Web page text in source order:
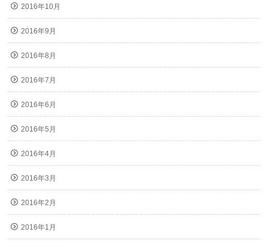
2016年10月
2016年9月
2016年8月
2016年7月
2016年6月
2016年5月
2016年4月
2016年3月
2016年2月
2016年1月